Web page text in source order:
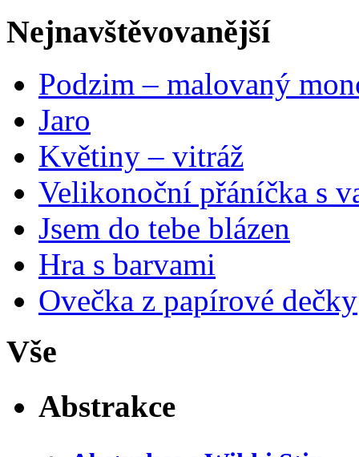
Nejnavštěvovanější
Podzim – malovaný
Jaro
Květiny – vitráž
Velikonoční přáníčka s
Jsem do tebe blázen
Hra s barvami
Ovečka z papírové dečky
Vše
Abstrakce